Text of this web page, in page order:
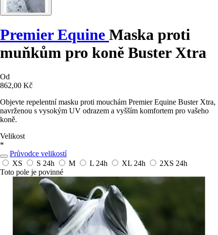
Premier Equine Maska proti
muňkům pro koně Buster Xtra
Od
862,00 Kč
Objevte repelentní masku proti mouchám Premier Equine Buster Xtra,
navrženou s vysokým UV odrazem a vyšším komfortem pro vašeho
koně.
Velikost
*
Průvodce velikostí
XS
S 24h M L 24h XL 24h 2XS 24h
Toto pole je povinné